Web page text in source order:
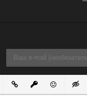
списоксписок
Вставить ссылку
ВставитьВставить